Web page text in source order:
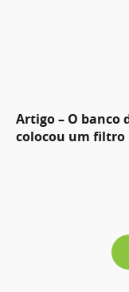
Artigo – O banco
colocou um filtro